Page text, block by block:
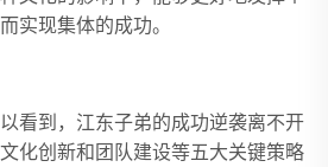
实现集体的成功。
看到，江东子弟的成功逆袭离不开
化创新和团队建设等五大关键策略